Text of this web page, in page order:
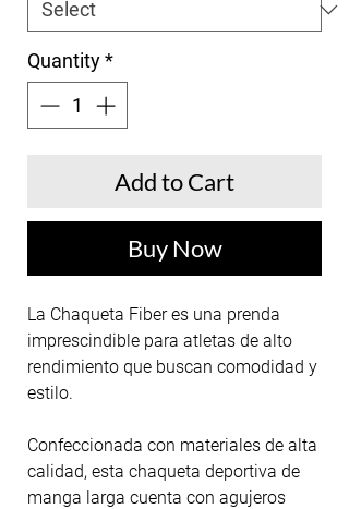
Quantity*
Add to Cart
Buy Now
La Chaqueta Fiber es una prenda
imprescindible para atletas de alto
rendimiento que buscan comodidad y
estilo.
Confeccionada con materiales de alta
calidad, esta chaqueta deportiva de
manga larga cuenta con agujeros